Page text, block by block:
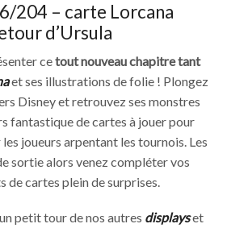
204 – carte Lorcana
d’Ursula
cetout nouveau chapitre tant
et ses illustrations de folie ! Plongez
Disney et retrouvez ses monstres
fantastique de cartes à jouer pour
joueurs arpentant les tournois. Les
sortie alors venez compléter vos
de cartes plein de surprises.
petit tour de nos autres displayset